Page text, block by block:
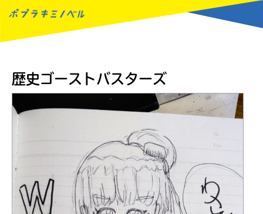
歴史ゴーストバスターズ